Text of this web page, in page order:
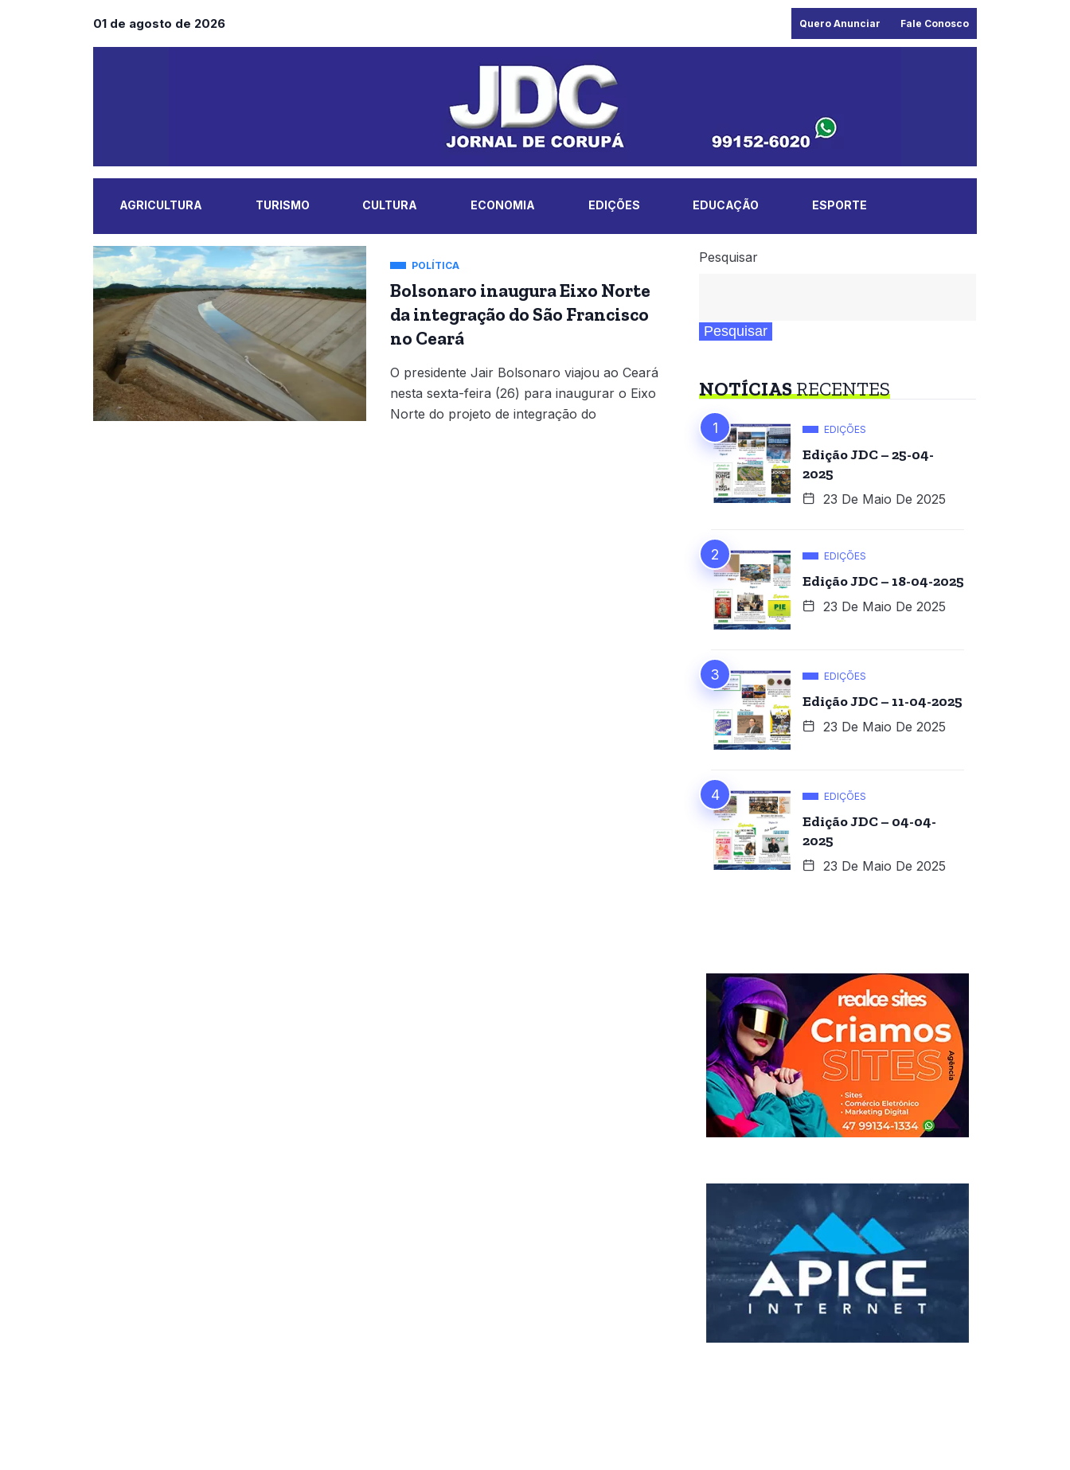
01 de agosto de 2026 Quero Anunciar Fale Conosco
AGRICULTURA TURISMO CULTURA ECONOMIA EDIÇÕES EDUCAÇÃO ESPORTE
MAIS POLÍTICA
Bolsonaro inaugura Eixo Norte
da integração do São Francisco
no Ceará
O presidente Jair Bolsonaro viajou ao Ceará
nesta sexta-feira (26) para inaugurar o Eixo
Norte do projeto de integração do
Pesquisar
Pesquisar
NOTÍCIASRECENTES
EDIÇÕES
Edição JDC – 25-04-
2025
23 De Maio De 2025
EDIÇÕES
Edição JDC – 18-04-2025
23 De Maio De 2025
EDIÇÕES
Edição JDC – 11-04-2025
23 De Maio De 2025
EDIÇÕES
Edição JDC – 04-04-
2025
23 De Maio De 2025